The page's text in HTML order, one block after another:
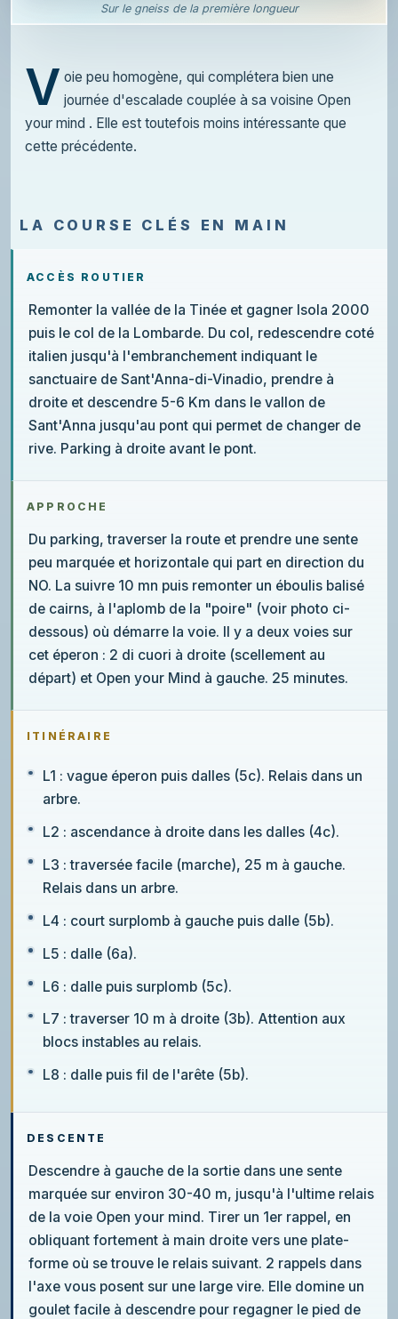
Sur le gneiss de la première longueur
V oie peu homogène, qui complétera bien une
journée d'escalade couplée à sa voisine Open
your mind . Elle est toutefois moins intéressante que
cette précédente.
LA COURSE CLÉS EN MAIN
ACCÈS ROUTIER
Remonter la vallée de la Tinée et gagner Isola 2000
puis le col de la Lombarde. Du col, redescendre coté
italien jusqu'à l'embranchement indiquant le
sanctuaire de Sant'Anna-di-Vinadio, prendre à
droite et descendre 5-6 Km dans le vallon de
Sant'Anna jusqu'au pont qui permet de changer de
rive. Parking à droite avant le pont.
APPROCHE
Du parking, traverser la route et prendre une sente
peu marquée et horizontale qui part en direction du
NO. La suivre 10 mn puis remonter un éboulis balisé
de cairns, à l'aplomb de la "poire" (voir photo ci-
dessous) où démarre la voie. Il y a deux voies sur
cet éperon : 2 di cuori à droite (scellement au
départ) et Open your Mind à gauche. 25 minutes.
ITINÉRAIRE
L1 : vague éperon puis dalles (5c). Relais dans un
arbre.
L2 : ascendance à droite dans les dalles (4c).
L3 : traversée facile (marche), 25 m à gauche.
Relais dans un arbre.
L4 : court surplomb à gauche puis dalle (5b).
L5 : dalle (6a).
L6 : dalle puis surplomb (5c).
L7 : traverser 10 m à droite (3b). Attention aux
blocs instables au relais.
L8 : dalle puis fil de l'arête (5b).
DESCENTE
Descendre à gauche de la sortie dans une sente
marquée sur environ 30-40 m, jusqu'à l'ultime relais
de la voie Open your mind. Tirer un 1er rappel, en
obliquant fortement à main droite vers une plate-
forme où se trouve le relais suivant. 2 rappels dans
l'axe vous posent sur une large vire. Elle domine un
goulet facile à descendre pour regagner le pied de